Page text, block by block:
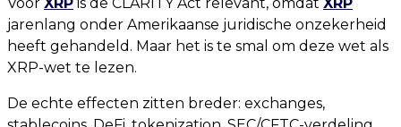
jarenlang onder Amerikaanse juridische onzekerheid
heeft gehandeld. Maar het is te smal om deze wet als
XRP-wet te lezen.
De echte effecten zitten breder: exchanges,